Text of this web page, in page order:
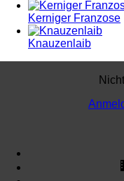
Kerniger Franzose
Knauzenlaib